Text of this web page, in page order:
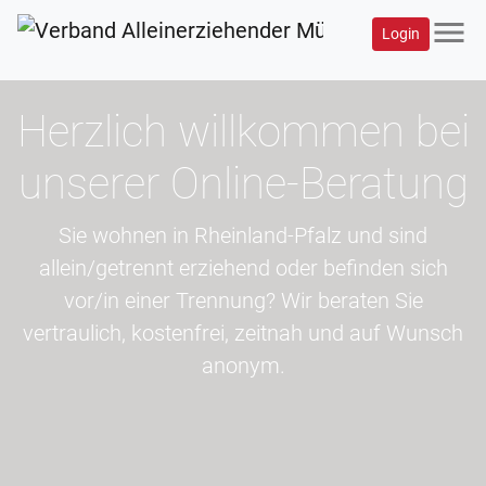
Login menu
Herzlich willkommen bei
unserer Online-Beratung
Sie wohnen in Rheinland-Pfalz und sind
allein/getrennt erziehend oder befinden sich
vor/in einer Trennung? Wir beraten Sie
vertraulich, kostenfrei, zeitnah und auf Wunsch
anonym.